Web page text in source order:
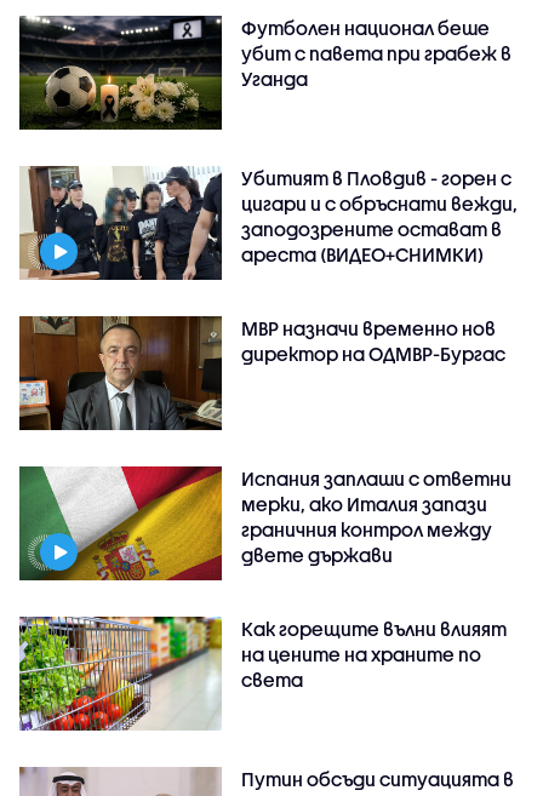
Футболен национал беше
убит с павета при грабеж в
Уганда
Убитият в Пловдив - горен с
цигари и с обръснати вежди,
заподозрените остават в
ареста (ВИДЕО+СНИМКИ)
МВР назначи временно нов
директор на ОДМВР-Бургас
Испания заплаши с ответни
мерки, ако Италия запази
граничния контрол между
двете държави
Как горещите вълни влияят
на цените на храните по
света
Путин обсъди ситуацията в